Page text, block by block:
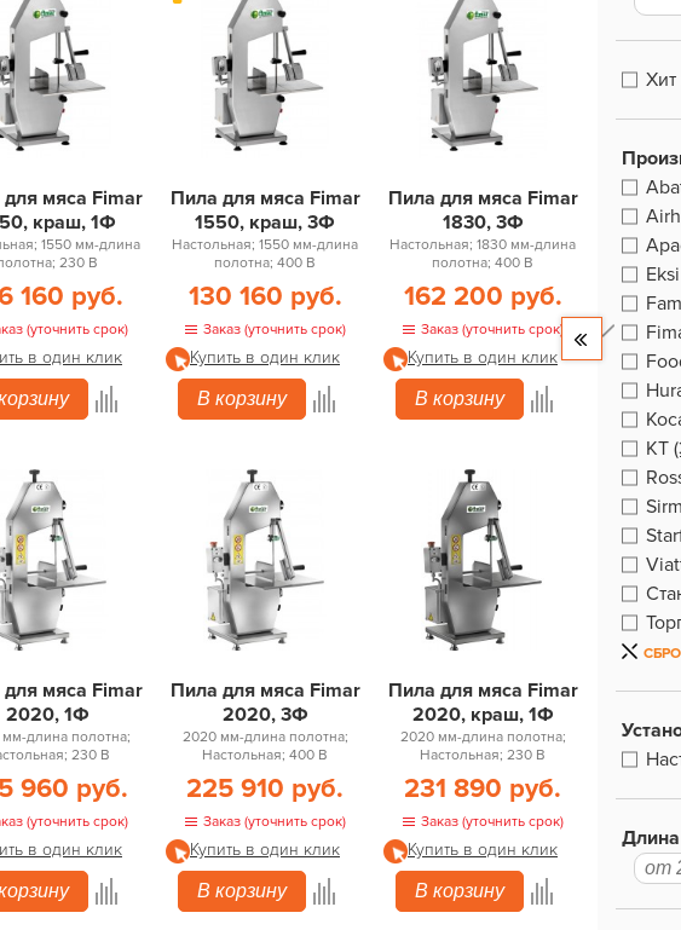
Eksi
KT
мяса Fimar
краш, 1Ф
1550 мм-длина
230 В
160 руб.
(уточнить срок)
в один клик
Пила для мяса Fimar
1550, краш, 3Ф
Настольная; 1550 мм-длина
полотна; 400 В
130 160 руб.
Заказ (уточнить срок)
Купить в один клик
В корзину
Пила для мяса Fimar
1830, 3Ф
Настольная; 1830 мм-длина
полотна; 400 В
162 200 руб.
Заказ (уточнить срок)
Купить в один клик
В корзину
мяса Fimar
2020, 1Ф
длина полотна;
230 В
960 руб.
(уточнить срок)
в один клик
Пила для мяса Fimar
2020, 3Ф
2020 мм-длина полотна;
Настольная; 400 В
225 910 руб.
Заказ (уточнить срок)
Купить в один клик
В корзину
Пила для мяса Fimar
2020, краш, 1Ф
2020 мм-длина полотна;
Настольная; 230 В
231 890 руб.
Заказ (уточнить срок)
Купить в один клик
В корзину